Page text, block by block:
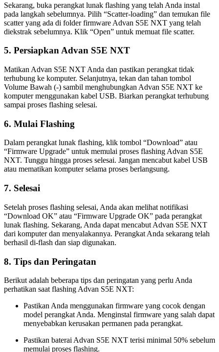
Sekarang, buka perangkat lunak flashing yang telah Anda instal
pada langkah sebelumnya. Pilih “Scatter-loading” dan temukan file
scatter yang ada di folder firmware Advan S5E NXT yang telah
diekstrak sebelumnya. Klik “Open” untuk memuat file scatter.
5. Persiapkan Advan S5E NXT
Matikan Advan S5E NXT Anda dan pastikan perangkat tidak
terhubung ke komputer. Selanjutnya, tekan dan tahan tombol
Volume Bawah (-) sambil menghubungkan Advan S5E NXT ke
komputer menggunakan kabel USB. Biarkan perangkat terhubung
sampai proses flashing selesai.
6. Mulai Flashing
Dalam perangkat lunak flashing, klik tombol “Download” atau
“Firmware Upgrade” untuk memulai proses flashing Advan S5E
NXT. Tunggu hingga proses selesai. Jangan mencabut kabel USB
atau mematikan komputer selama proses berlangsung.
7. Selesai
Setelah proses flashing selesai, Anda akan melihat notifikasi
“Download OK” atau “Firmware Upgrade OK” pada perangkat
lunak flashing. Sekarang, Anda dapat mencabut Advan S5E NXT
dari komputer dan menyalakannya. Perangkat Anda sekarang telah
berhasil di-flash dan siap digunakan.
8. Tips dan Peringatan
Berikut adalah beberapa tips dan peringatan yang perlu Anda
perhatikan saat flashing Advan S5E NXT:
Pastikan Anda menggunakan firmware yang cocok dengan
model perangkat Anda. Menginstal firmware yang salah dapat
menyebabkan kerusakan permanen pada perangkat.
Pastikan baterai Advan S5E NXT terisi minimal 50% sebelum
memulai proses flashing.